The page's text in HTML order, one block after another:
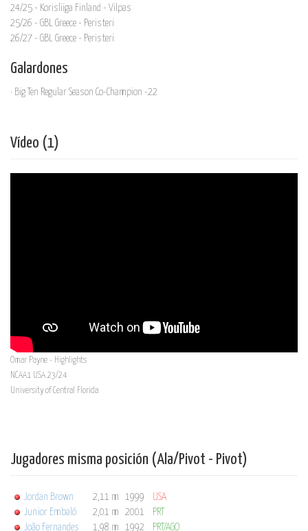
24/25 - Korisliiga Finland - Vilpas
25/26 - GBL Greece - Peristeri
26/27 - GBL Greece - Peristeri
Galardones
· Big Ten Regular Season Co-Champion -22
Vídeo (1)
Omar Payne - Highlights
NCAA1 USA 23/24
University of Central Florida
Jugadores misma posición (Ala/Pivot - Pivot)
Jordan Brown 2,11 m 1999
USA
Junior Embaló
2,01 m 2001 PRT
João Fernandes
1,98 m 1992 PRT/AGO